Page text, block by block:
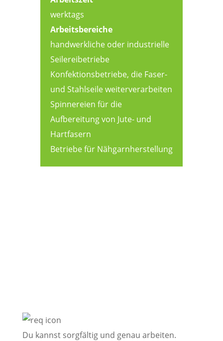
werktags
Arbeitsbereiche
handwerkliche oder industrielle
Seilereibetriebe
Konfektionsbetriebe, die Faser-
und Stahlseile weiterverarbeiten
Spinnereien für die
Aufbereitung von Jute- und
Hartfasern
Betriebe für Nähgarnherstellung
Du kannst sorgfältig und genau arbeiten.